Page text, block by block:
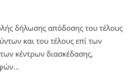
δήλωσης απόδοσης του τέλους
και του τέλους επί των
κέντρων διασκέδασης,